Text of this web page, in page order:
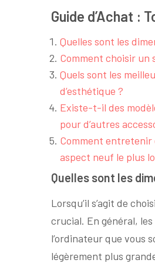
Guide d’Achat :
Quelles sont les
Comment choisir un
Quels sont les
d’esthétique ?
Existe-t-il des
pour d’autres
Comment entretenir
aspect neuf le plus
Quelles sont les
Lorsqu’il s’agit de
crucial. En général,
l’ordinateur que vous
légèrement plus